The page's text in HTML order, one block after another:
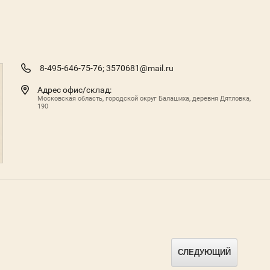
8-495-646-75-76; 3570681@mail.ru
Адрес офис/склад:
Московская область, городской округ Балашиха, деревня Дятловка,
190
СЛЕДУЮЩИЙ